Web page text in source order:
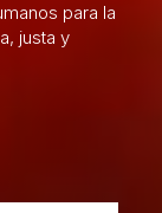
para la
justa y